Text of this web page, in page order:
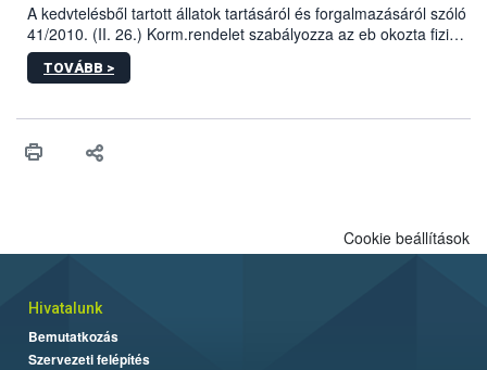
A kedvtelésből tartott állatok tartásáról és forgalmazásáról szóló
41/2010. (II. 26.) Korm.rendelet szabályozza az eb okozta fizikai
sérülés, illetve ennek veszélye keletkezésekor felmerülő
hatósági feladatokat, valamint a veszélyes eb tartását és annak
vonni az ebek viselkedésének megítélésében jártas szakértőt.
TOVÁBB >
Cookie beállítások
Hivatalunk
Bemutatkozás
Szervezeti felépítés